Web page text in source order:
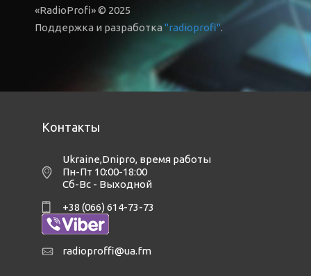
«RadioProfi» © 2025
Поддержка и разработка"radioprofi".
Контакты
Ukraine,Dnipro, время работы
Пн-Пт 10:00-18:00
Сб-Вс - Выходной
+38 (066) 614-73-73
radioproffi@ua.fm